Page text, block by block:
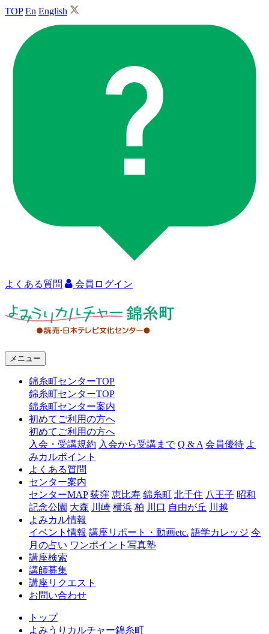
TOP En English
よくある質問 会員ログイン
ャ
糸
メニュー
錦糸町センターTOP
錦糸町センターTOP
錦糸町センター案内
初めてご利用の方へ
初めてご利用の方へ
入会・受講規約 入会から受講まで Q & A 会員優待 よ
みカルポイント
よくある質問
センター案内
センターMAP 荻窪 恵比寿 錦糸町 北千住 八王子 昭和
記念公園 大森 川崎 横浜 柏 川口 自由が丘 川越
よみカル情報
イベント情報 講座リポート・動画etc. 語学カレッジ 今
月の占い ワンポイント写真塾
講座検索
講師募集
講座リクエスト
お問い合わせ
トップ
よみうりカルチャー錦糸町